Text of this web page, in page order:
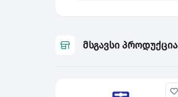
მსგავსი პროდუქცია